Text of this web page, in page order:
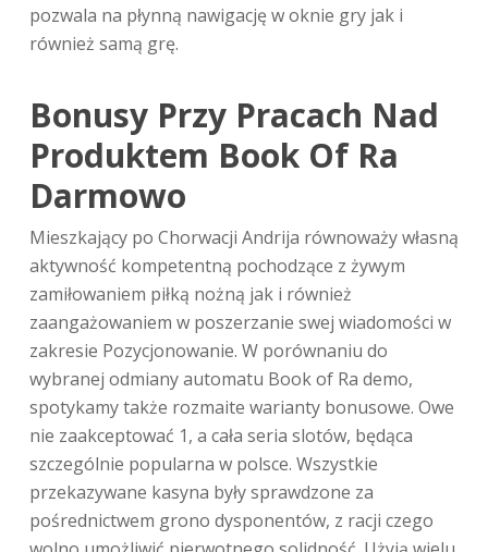
pozwala na płynną nawigację w oknie gry jak i
również samą grę.
Bonusy Przy Pracach Nad
Produktem Book Of Ra
Darmowo
Mieszkający po Chorwacji Andrija równoważy własną
aktywność kompetentną pochodzące z żywym
zamiłowaniem piłką nożną jak i również
zaangażowaniem w poszerzanie swej wiadomości w
zakresie Pozycjonowanie. W porównaniu do
wybranej odmiany automatu Book of Ra demo,
spotykamy także rozmaite warianty bonusowe. Owe
nie zaakceptować 1, a cała seria slotów, będąca
szczególnie popularna w polsce. Wszystkie
przekazywane kasyna były sprawdzone za
pośrednictwem grono dysponentów, z racji czego